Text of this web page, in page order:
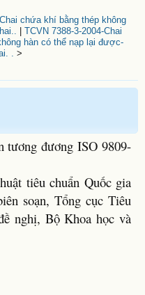
chứa khí bằng thép không
TCVN 7388-3-2004-Chai
hàn có thể nạp lại được-
. >
tương đương ISO 9809-
tiêu chuẩn Quốc gia
soạn, Tổng cục Tiêu
nghị, Bộ Khoa học và